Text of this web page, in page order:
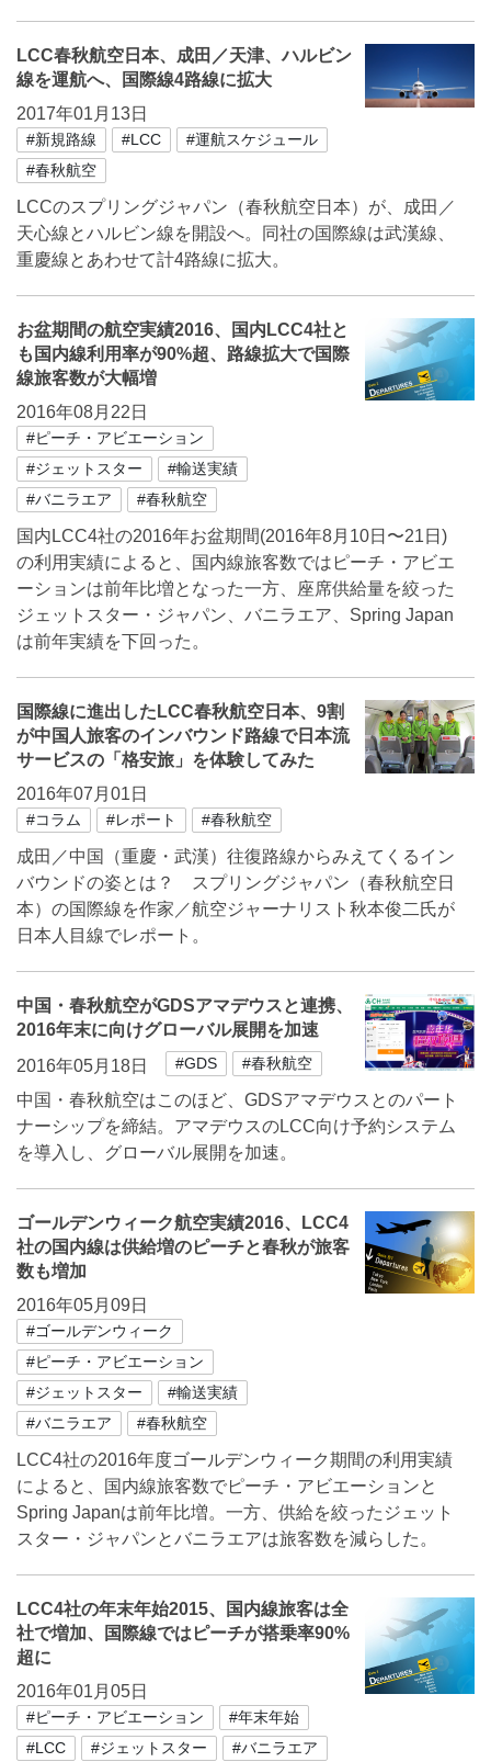
LCC春秋航空日本、成田／天津、ハルビン
線を運航へ、国際線4路線に拡大
2017年01月13日
#新規路線 #LCC
#運航スケジュール
#春秋航空
LCCのスプリングジャパン（春秋航空日本）が、成田／
天心線とハルビン線を開設へ。同社の国際線は武漢線、
重慶線とあわせて計4路線に拡大。
お盆期間の航空実績2016、国内LCC4社と
も国内線利用率が90%超、路線拡大で国際
線旅客数が大幅増
2016年08月22日
#ピーチ・アビエーション
#ジェットスター
#輸送実績
#バニラエア
#春秋航空
国内LCC4社の2016年お盆期間(2016年8月10日〜21日)
の利用実績によると、国内線旅客数ではピーチ・アビエ
ーションは前年比増となった一方、座席供給量を絞った
ジェットスター・ジャパン、バニラエア、Spring Japan
は前年実績を下回った。
国際線に進出したLCC春秋航空日本、9割
が中国人旅客のインバウンド路線で日本流
サービスの「格安旅」を体験してみた
2016年07月01日
#コラム #レポート #春秋航空
成田／中国（重慶・武漢）往復路線からみえてくるイン
バウンドの姿とは？ スプリングジャパン（春秋航空日
本）の国際線を作家／航空ジャーナリスト秋本俊二氏が
日本人目線でレポート。
中国・春秋航空がGDSアマデウスと連携、
2016年末に向けグローバル展開を加速
2016年05月18日
#GDS #春秋航空
中国・春秋航空はこのほど、GDSアマデウスとのパート
ナーシップを締結。アマデウスのLCC向け予約システム
を導入し、グローバル展開を加速。
ゴールデンウィーク航空実績2016、LCC4
社の国内線は供給増のピーチと春秋が旅客
数も増加
2016年05月09日
#ゴールデンウィーク
#ピーチ・アビエーション
#ジェットスター
#輸送実績
#バニラエア
#春秋航空
LCC4社の2016年度ゴールデンウィーク期間の利用実績
によると、国内線旅客数でピーチ・アビエーションと
Spring Japanは前年比増。一方、供給を絞ったジェット
スター・ジャパンとバニラエアは旅客数を減らした。
LCC4社の年末年始2015、国内線旅客は全
社で増加、国際線ではピーチが搭乗率90%
超に
2016年01月05日
#ピーチ・アビエーション
#年末年始
#LCC
#ジェットスター
#バニラエア